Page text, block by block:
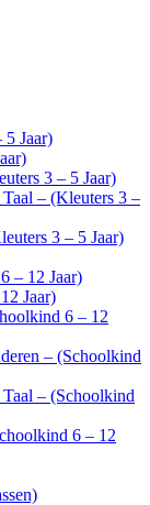
Jaar)
3 – 5 Jaar)
– (Kleuters 3 –
3 – 5 Jaar)
– 12 Jaar)
Jaar)
6 – 12
– (Schoolkind
– (Schoolkind
6 – 12